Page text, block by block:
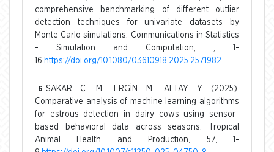
comprehensive benchmarking of different outlier
detection techniques for univariate datasets by
Monte Carlo simulations. Communications in Statistics
- Simulation and Computation, , 1-
16. https://doi.org/10.1080/03610918.2025.2571982
6 SAKAR Ç. M., ERGİN M., ALTAY Y. (2025).
Comparative analysis of machine learning algorithms
for estrous detection in dairy cows using sensor-
based behavioral data across seasons. Tropical
Animal Health and Production, 57, 1-